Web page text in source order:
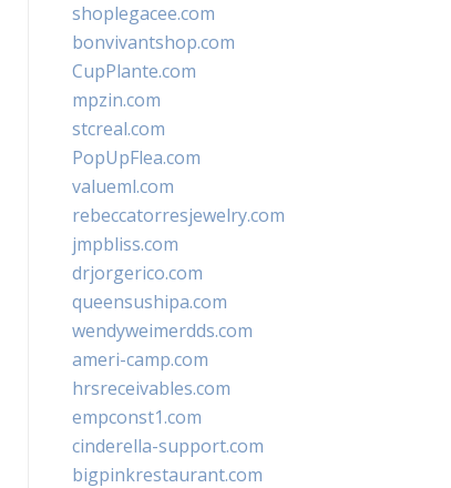
shoplegacee.com
bonvivantshop.com
CupPlante.com
mpzin.com
stcreal.com
PopUpFlea.com
valueml.com
rebeccatorresjewelry.com
jmpbliss.com
drjorgerico.com
queensushipa.com
wendyweimerdds.com
ameri-camp.com
hrsreceivables.com
empconst1.com
cinderella-support.com
bigpinkrestaurant.com